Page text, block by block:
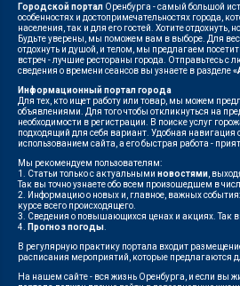
Городской портал Оренбурга - самый большой
особенностях и достопримечательностях города,
населения, так и для его гостей. Хотите отдохнуть,
Будьте уверены, мы поможем вам в выборе. Для
отдохнуть и душой, и телом, мы предлагаем
встреч - лучшие рестораны города. Отправьтесь с
сведения о времени сеансов вы узнаете в разделе
Информационный портал города
Для тех, кто ищет работу или товар, мы можем
объявлениями. Для того чтобы откликнуться на
необходимости в регистрации. В поиске услуг
подходящий для себя вариант. Удобная навигация
использованием сайта, а его быстрая работа -
Мы рекомендуем пользователям:
1. Статьи только с актуальными новостями ,
Так вы точно узнаете обо всем произошедшем в
2. Информацию о новых и, главное, важных
курсе всего происходящего.
3. Сведения о повышающихся ценах и акциях. Так
4.
Прогноз погоды
В регулярную практику портала входит
расписания мероприятий, которые предлагаются
На нашем сайте - вся жизнь Оренбурга, и если вы